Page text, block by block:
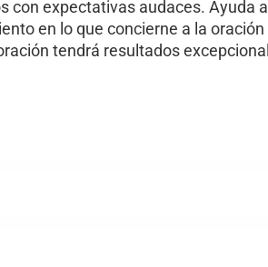
con expectativas audaces. Ayuda
en lo que concierne a la oración
tendrá resultados